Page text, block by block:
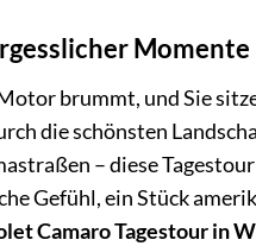
Momente
brummt, und Sie
die schönsten
– diese
Gefühl, ein Stück
Camaro Tagestour in